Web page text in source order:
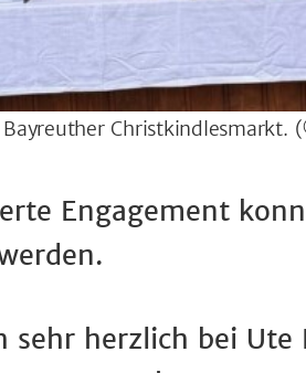
Christkindlesmarkt.
Engagement
sehr herzlich bei